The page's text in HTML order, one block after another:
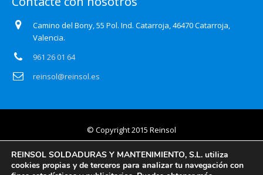
Camino del Bony, 55 Pol. Ind. Catarroja, 46470 Catarroja,
Valencia.
961 26 01 64
reinsol@reinsol.es
© Copyright 2015 Reinsol
Aviso legal
Política de privacidad
REINSOL SOLDADURAS Y MANTENIMIENTO, S.L. utiliza
cookies propias y de terceros para analizar tu navegación con